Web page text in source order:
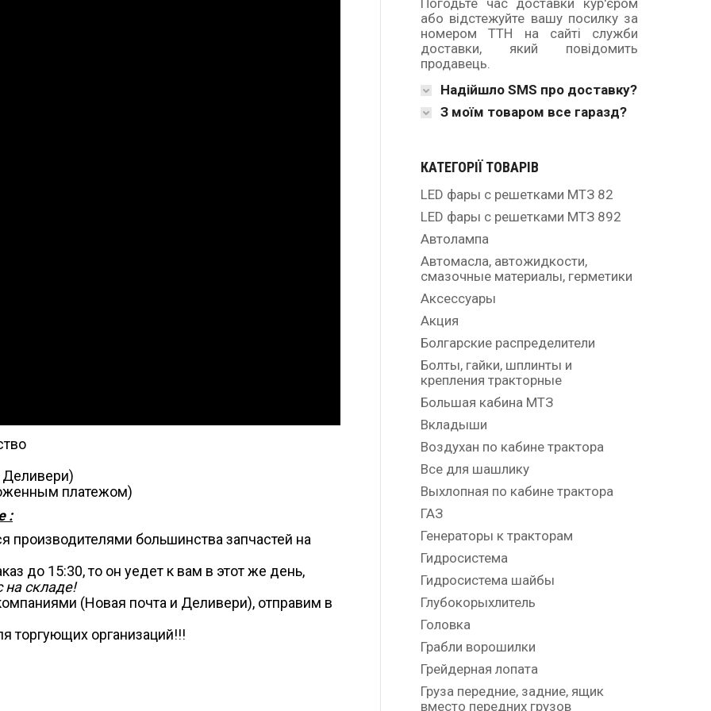
Деливери)
платежом)
:
производителями большинства запчастей на
до 15:30, то он уедет к вам в этот же день,
складе!
(Новая почта и Деливери), отправим в
торгующих организаций!!!
Погодьте час доставки кур'єром
або відстежуйте вашу посилку за
номером ТТН на сайті служби
доставки, який повідомить
продавець.
Надійшло SMS про доставку?
З моїм товаром все гаразд?
КАТЕГОРІЇ ТОВАРІВ
LED фары с решетками МТЗ 82
LED фары с решетками МТЗ 892
Автолампа
Автомасла, автожидкости,
смазочные материалы, герметики
Аксессуары
Акция
Болгарские распределители
Болты, гайки, шплинты и
крепления тракторные
Большая кабина МТЗ
Вкладыши
Воздухан по кабине трактора
Все для шашлику
Выхлопная по кабине трактора
ГАЗ
Генераторы к тракторам
Гидросистема
Гидросистема шайбы
Глубокорыхлитель
Головка
Грабли ворошилки
Грейдерная лопата
Груза передние, задние, ящик
вместо передних грузов